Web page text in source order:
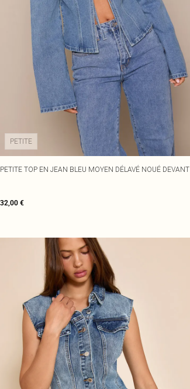
PETITE
PETITE TOP EN JEAN BLEU MOYEN DÉLAVÉ NOUÉ DEVANT
32,00 €